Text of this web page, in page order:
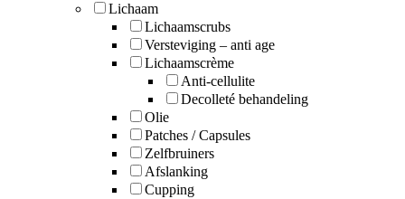
Lichaam
Lichaamscrubs
Versteviging – anti age
Lichaamscrème
Anti-cellulite
Decolleté behandeling
Olie
Patches / Capsules
Zelfbruiners
Afslanking
Cupping